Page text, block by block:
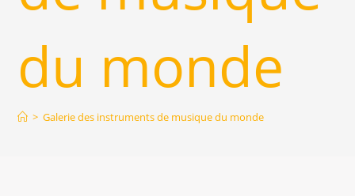
du monde
> Galerie des instruments de musique du monde